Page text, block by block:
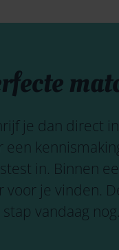
je dan direct
in. Binnen
je vinden.
vandaag nog.